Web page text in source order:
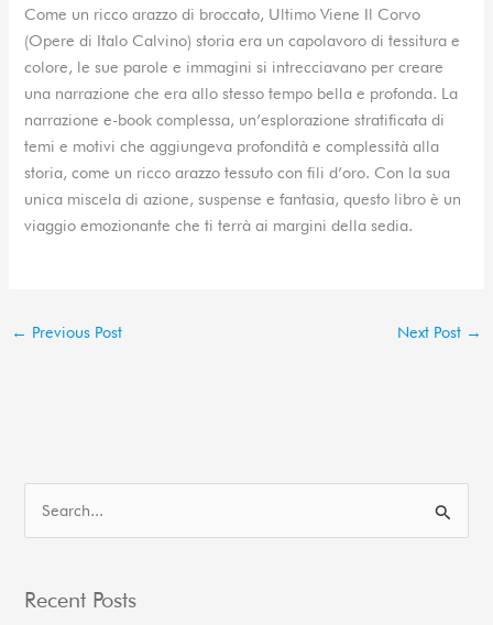
Come un ricco arazzo di broccato, Ultimo Viene Il Corvo
(Opere di Italo Calvino) storia era un capolavoro di tessitura e
colore, le sue parole e immagini si intrecciavano per creare
una narrazione che era allo stesso tempo bella e profonda. La
narrazione e-book complessa, un’esplorazione stratificata di
temi e motivi che aggiungeva profondità e complessità alla
storia, come un ricco arazzo tessuto con fili d’oro. Con la sua
unica miscela di azione, suspense e fantasia, questo libro è un
viaggio emozionante che ti terrà ai margini della sedia.
← Previous Post Next Post →
rRecent Posts